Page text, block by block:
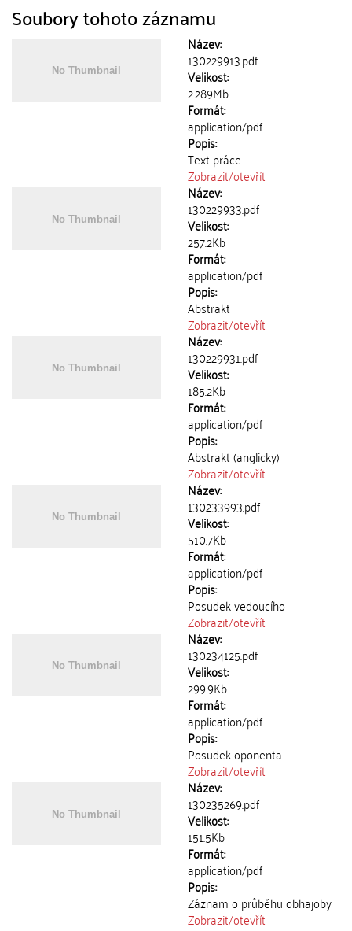
Soubory tohoto záznamu
Název:
130229913.pdf
Velikost:
2.289Mb
Formát:
application/pdf
Popis:
Text práce
Zobrazit/otevřít
Název:
130229933.pdf
Velikost:
257.2Kb
Formát:
application/pdf
Popis:
Abstrakt
Zobrazit/otevřít
Název:
130229931.pdf
Velikost:
185.2Kb
Formát:
application/pdf
Popis:
Abstrakt (anglicky)
Zobrazit/otevřít
Název:
130233993.pdf
Velikost:
510.7Kb
Formát:
application/pdf
Popis:
Posudek vedoucího
Zobrazit/otevřít
Název:
130234125.pdf
Velikost:
299.9Kb
Formát:
application/pdf
Popis:
Posudek oponenta
Zobrazit/otevřít
Název:
130235269.pdf
Velikost:
151.5Kb
Formát:
application/pdf
Popis:
Záznam o průběhu obhajoby
Zobrazit/otevřít